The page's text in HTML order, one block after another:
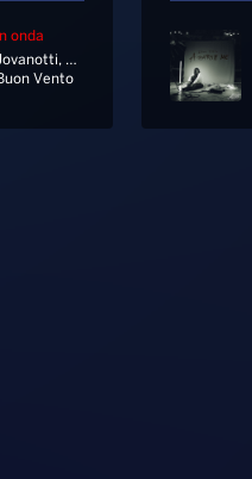
In onda
Jovanotti, Alfa
Vento